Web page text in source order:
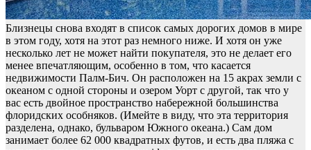
Близнецы снова входят в список самых дорогих домов в мире
в этом году, хотя на этот раз немного ниже. И хотя он уже
несколько лет не может найти покупателя, это не делает его
менее впечатляющим, особенно в том, что касается
недвижимости Палм-Бич. Он расположен на 15 акрах земли с
океаном с одной стороны и озером Уорт с другой, так что у
вас есть двойное пространство набережной большинства
флоридских особняков. (Имейте в виду, что эта территория
разделена, однако, бульваром Южного океана.) Сам дом
занимает более 62 000 квадратных футов, и есть два пляжа с